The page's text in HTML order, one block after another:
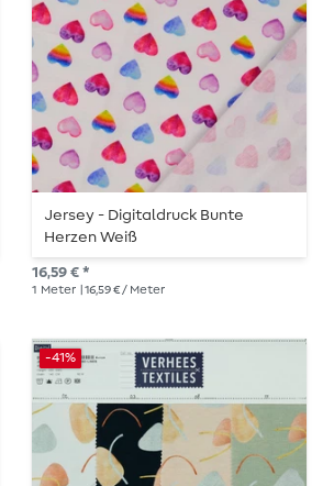
Jersey - Digitaldruck Bunte
Herzen Weiß
16,59 € *
1 Meter | 16,59 € / Meter
-41%